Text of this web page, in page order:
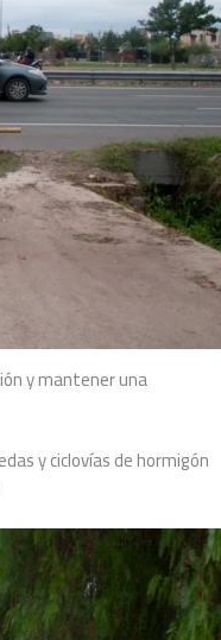
y mantener una
y ciclovías de hormigón